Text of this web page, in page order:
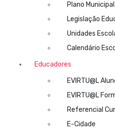
Plano
Legislação
Unidades
Calendário
Educadores
EVIRTU@L
EVIRTU@L
Referencial
E-Cidade